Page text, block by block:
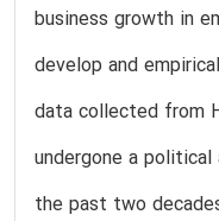
business growth in
develop and
data collected from
undergone a
the past two